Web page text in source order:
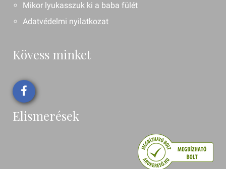
Mikor lyukasszuk ki a baba fülét
Adatvédelmi nyilatkozat
Kövess minket
Elismerések